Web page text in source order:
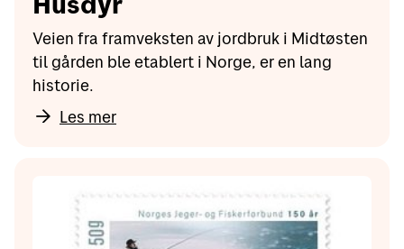
Veien fra framveksten av jordbruk i Midtøsten
til gården ble etablert i Norge, er en lang
historie.
Les mer